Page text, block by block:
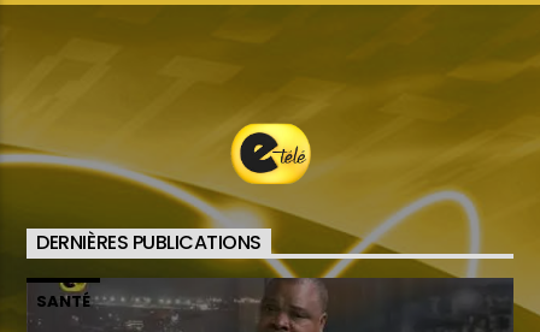
DERNIÈRES PUBLICATIONS
SANTÉ